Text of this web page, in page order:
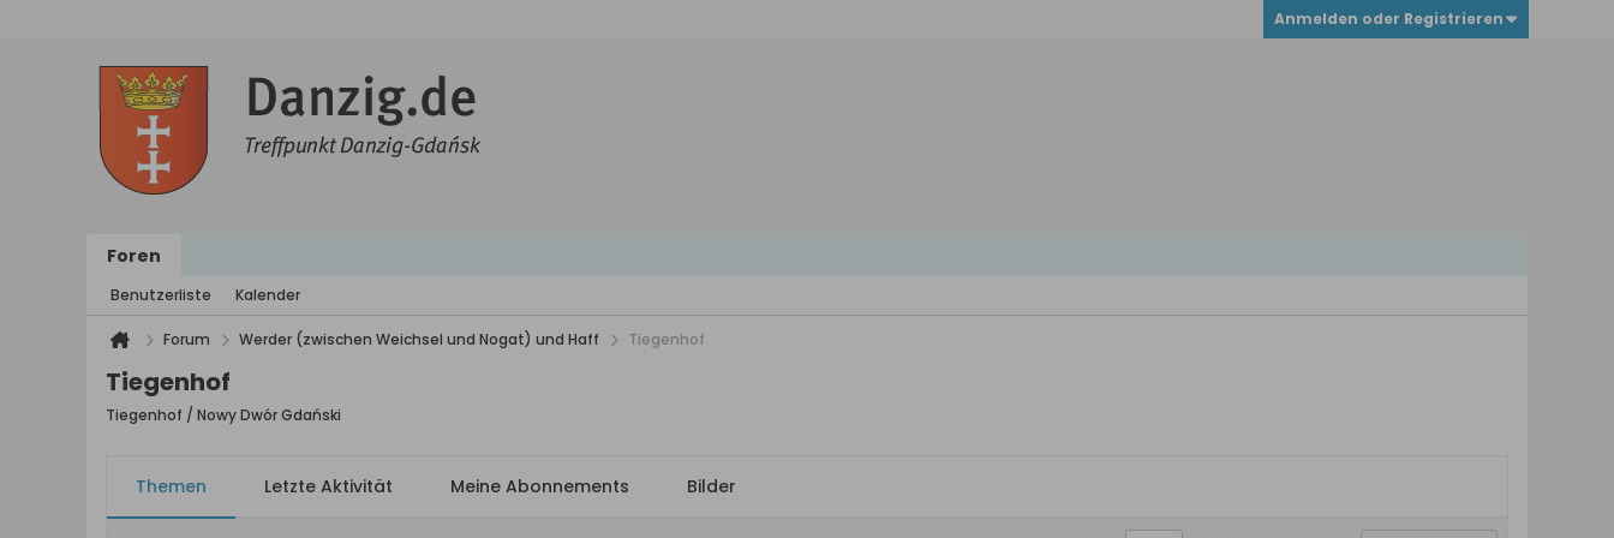
Anmelden oder Registrieren
Foren
Benutzerliste Kalender
Forum Werder (zwischen Weichsel und Nogat) und Haff Tiegenhof
Tiegenhof
Tiegenhof / Nowy Dwór Gdański
Themen Letzte Aktivität Meine Abonnements Bilder